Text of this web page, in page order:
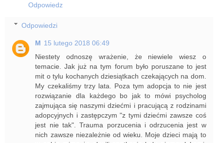
Odpowiedz
Odpowiedzi
M 15 lutego 2018 06:49
Niestety odnoszę wrażenie, że niewiele wiesz o
temacie. Jak już na tym forum było poruszane to jest
mit o tylu kochanych dziesiątkach czekających na dom.
My czekaliśmy trzy lata. Poza tym adopcja to nie jest
rozwiązanie dla każdego bo jak to mówi psycholog
zajmująca się naszymi dziećmi i pracującą z rodzinami
adopcyjnych i zastępczym "z tymi dziećmi zawsze coś
jest nie tak". Trauma porzucenia i odrzucenia jest w
nich zawsze niezależnie od wieku. Moje dzieci mają to